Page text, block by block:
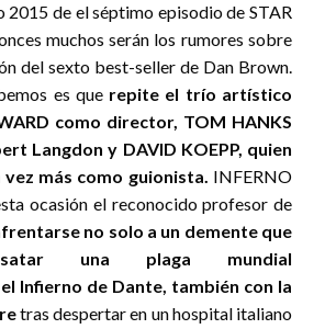
2015 de el séptimo episodio de STAR
muchos serán los rumores sobre
del sexto best-seller de Dan Brown.
es que repite el trío artístico
como director, TOM HANKS
Langdon y DAVID KOEPP, quien
vez más como guionista. INFERNO
ocasión el reconocido profesor de
no solo a un demente que
una plaga mundial
Infierno de Dante, también con la
tras despertar en un hospital italiano